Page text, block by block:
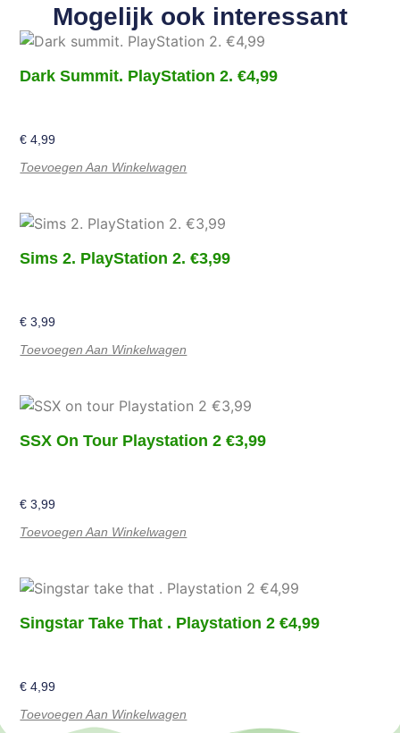
Mogelijk ook interessant
Dark Summit. PlayStation 2. €4,99
€ 4,99
Toevoegen Aan Winkelwagen
Sims 2. PlayStation 2. €3,99
€ 3,99
Toevoegen Aan Winkelwagen
SSX On Tour Playstation 2 €3,99
€ 3,99
Toevoegen Aan Winkelwagen
Singstar Take That . Playstation 2 €4,99
€ 4,99
Toevoegen Aan Winkelwagen